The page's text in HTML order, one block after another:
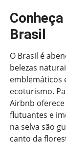
Brasil
O Brasil é
belezas
emblemáticos
ecoturismo.
Airbnb
flutuantes e
na selva são
canto da